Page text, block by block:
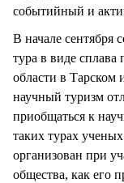
событийный и
В начале сентября
тура в виде
области в Тарском
научный туризм
приобщаться к
таких турах
организован при
общества, как его